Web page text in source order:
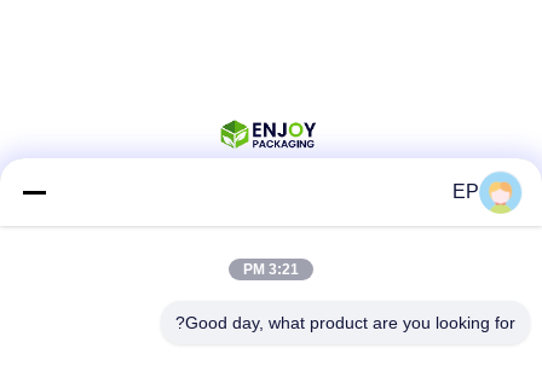
EP
3:21 PM
Good day, what product are you looking for?